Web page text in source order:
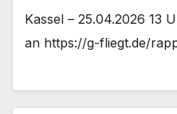
Kassel – 25.04.2026 13
an https://g-fliegt.de/